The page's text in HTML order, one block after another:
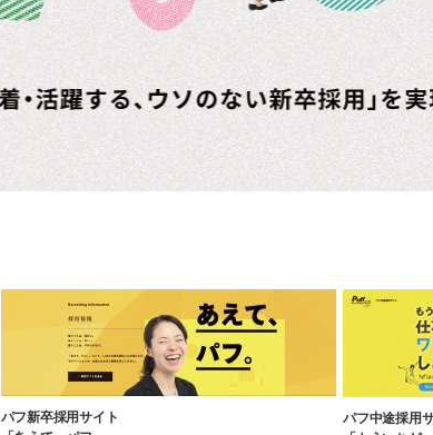
パフ新卒採用サイト
パフ中途採用